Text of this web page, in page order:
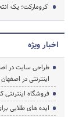
کرومارکت؛ یک
اخبار ویژه
طراحی سایت در
اینترنتی در اصفهان
فروشگاه اینترنتی
ایده های طلایی